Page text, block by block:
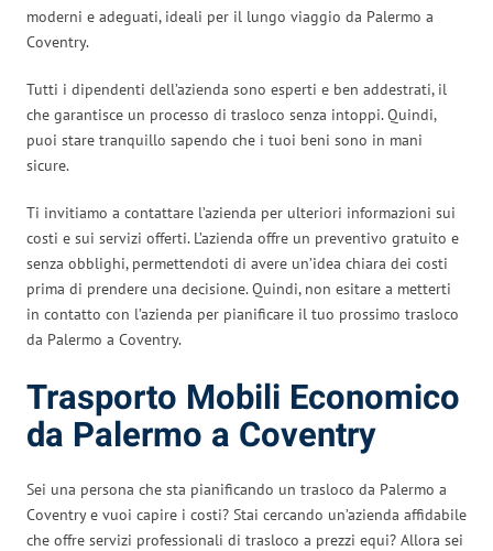
moderni e adeguati, ideali per il lungo viaggio da Palermo a
Coventry.
Tutti i dipendenti dell’azienda sono esperti e ben addestrati, il
che garantisce un processo di trasloco senza intoppi. Quindi,
puoi stare tranquillo sapendo che i tuoi beni sono in mani
sicure.
Ti invitiamo a contattare l’azienda per ulteriori informazioni sui
costi e sui servizi offerti. L’azienda offre un preventivo gratuito e
senza obblighi, permettendoti di avere un’idea chiara dei costi
prima di prendere una decisione. Quindi, non esitare a metterti
in contatto con l’azienda per pianificare il tuo prossimo trasloco
da Palermo a Coventry.
Trasporto Mobili Economico
da Palermo a Coventry
Sei una persona che sta pianificando un trasloco da Palermo a
Coventry e vuoi capire i costi? Stai cercando un’azienda affidabile
che offre servizi professionali di trasloco a prezzi equi? Allora sei